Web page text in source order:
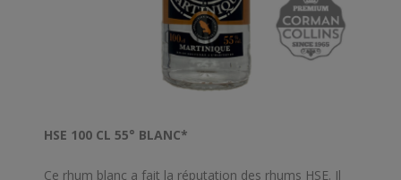
HSE 100 CL 55° BLANC*
Ce rhum blanc a fait la réputation des rhums HSE. Il